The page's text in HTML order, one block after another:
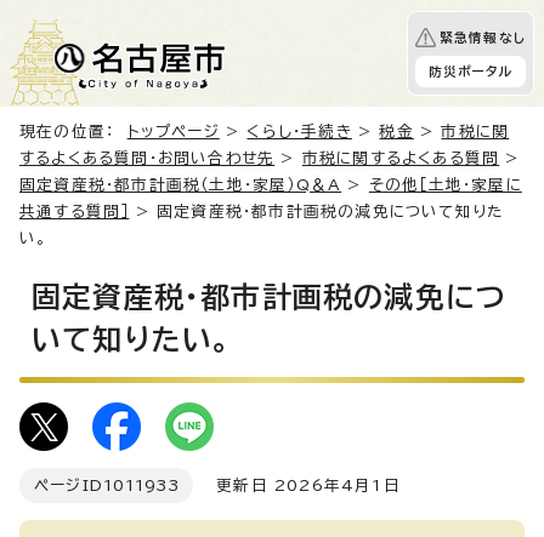
緊急情報なし
防災ポータル
現在の位置： トップページ > くらし・手続き >税金 >市税に関
するよくある質問・お問い合わせ先
> 市税に関するよくある質問
>
固定資産税・都市計画税（土地・家屋）Q＆A
> その他［土地・家屋に
共通する質問］
> 固定資産税・都市計画税の減免について知りた
い。
固定資産税・都市計画税の減免につ
いて知りたい。
ページID 1011933 更新日 2026年4月1日